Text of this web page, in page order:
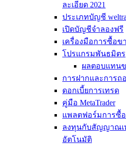
ละเอียด 2021
ประเภทบัญชี
เปิดบัญชีจำลองฟรี
เครื่องมือการซื้อข
โปรแกรมพันธมิตร
ผลตอบแทน
การฝากและการถ
ดอกเบี้ยการเทรด
คู่มือ MetaTrader
แพลตฟอร์มการซื้
ลงทุนกับสัญญาณเ
อัตโนมัติ